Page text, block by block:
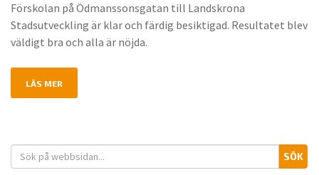
Förskolan på Ödmanssonsgatan till Landskrona
Stadsutveckling är klar och färdig besiktigad. Resultatet blev
väldigt bra och alla är nöjda.
LÄS MER
e
SÖK